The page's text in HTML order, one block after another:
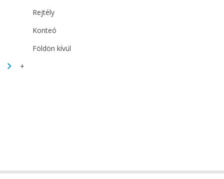
Rejtély
Konteó
Földön kívül
+